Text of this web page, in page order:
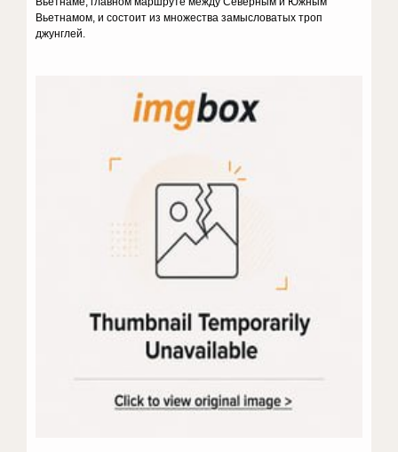
Вьетнамом, и состоит из множества замысловатых троп
джунглей.